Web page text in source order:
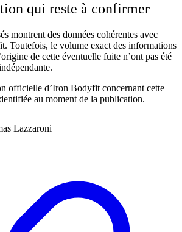
qui reste à confirmer
montrent des données cohérentes avec
Toutefois, le volume exact des informations
de cette éventuelle fuite n’ont pas été
officielle d’Iron Bodyfit concernant cette
au moment de la publication.
Lazzaroni